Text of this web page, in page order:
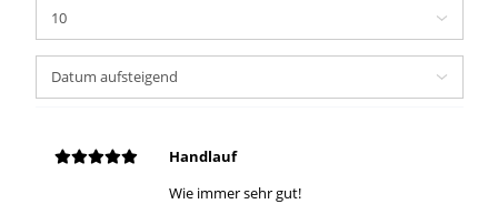
Handlauf
Wie immer sehr gut!